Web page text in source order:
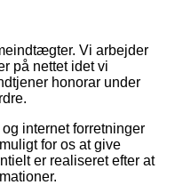
Vi arbejder
på nettet idet vi
honorar under
internet forretninger
for os at give
er realiseret efter at